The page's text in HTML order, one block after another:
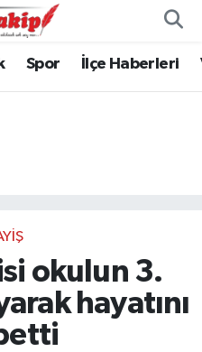
Spor İlçe Haberleri
okulun 3.
hayatını